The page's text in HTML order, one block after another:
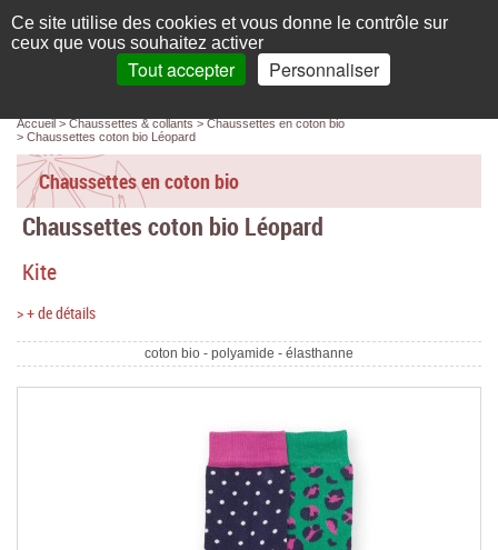
L'élégance au naturel
compte
Français
Recherche
Accueil
Femme
Homme
Bébé & enfant
Chaussettes & collants
Accueil Chaussettes & collants
Chaussettes en coton bio
Chaussettes coton bio Léopard
Chaussettes en coton bio
Chaussettes coton bio Léopard
Kite
> + de détails
coton bio - polyamide - élasthanne
Panneau de gestion des cookies
Ce site utilise des cookies et vous donne le contrôle sur
ceux que vous souhaitez activer
Tout accepter Personnaliser